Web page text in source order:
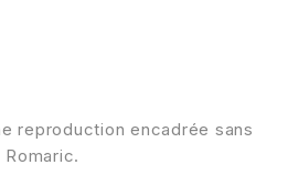
reproduction encadrée sans